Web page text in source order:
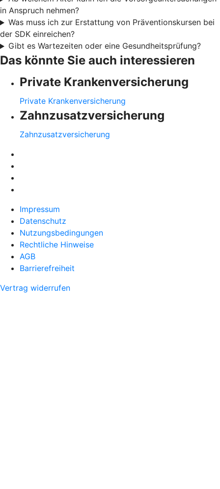
in Anspruch nehmen?
Was muss ich zur Erstattung von Präventionskursen bei
der SDK einreichen?
Gibt es Wartezeiten oder eine Gesundheitsprüfung?
Das könnte Sie auch interessieren
Private Krankenversicherung
Private Krankenversicherung
Zahnzusatzversicherung
Zahnzusatzversicherung
Impressum
Datenschutz
Nutzungsbedingungen
Rechtliche Hinweise
AGB
Barrierefreiheit
Vertrag widerrufen